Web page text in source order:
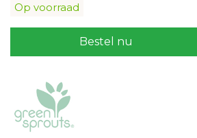
Op voorraad
Bestel nu